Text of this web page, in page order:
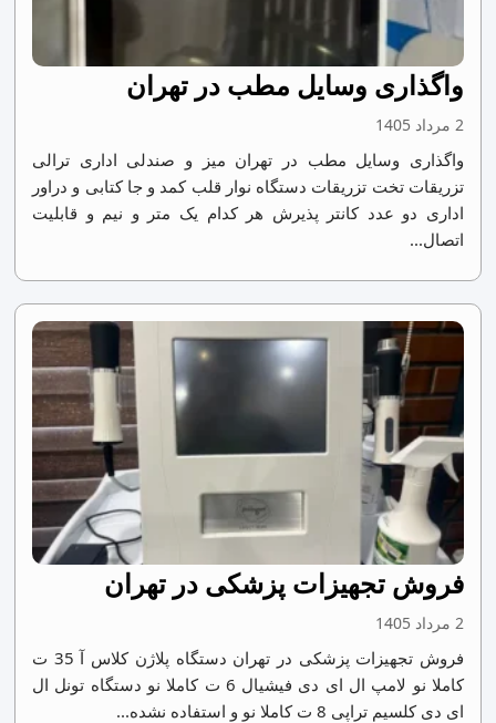
واگذاری وسایل مطب در تهران
2 مرداد 1405
واگذاری وسایل مطب در تهران میز و‌ صندلی اداری ترالی
تزریقات تخت تزریقات دستگاه نوار قلب کمد و جا کتابی و دراور
اداری دو عدد کانتر پذیرش هر کدام یک متر و نیم و قابلیت
اتصال...
فروش تجهیزات پزشکی در تهران
2 مرداد 1405
فروش تجهیزات پزشکی در تهران دستگاه پلاژن کلاس آ 35 ت
کاملا نو لامپ ال ای دی فیشیال 6 ت کاملا نو دستگاه تونل ال
ای دی کلسیم تراپی 8 ت کاملا نو و استفاده نشده...